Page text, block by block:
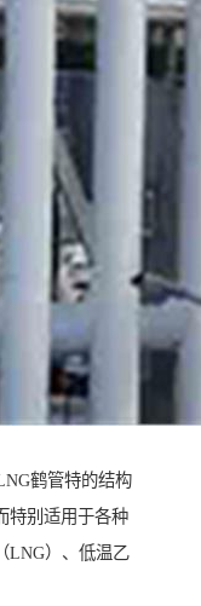
鹤管特的结构
特别适用于各种
LNG）、低温乙